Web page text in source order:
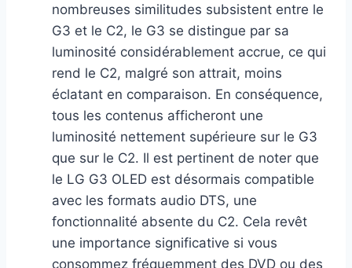
nombreuses similitudes subsistent entre le
G3 et le C2, le G3 se distingue par sa
luminosité considérablement accrue, ce qui
rend le C2, malgré son attrait, moins
éclatant en comparaison. En conséquence,
tous les contenus afficheront une
luminosité nettement supérieure sur le G3
que sur le C2. Il est pertinent de noter que
le LG G3 OLED est désormais compatible
avec les formats audio DTS, une
fonctionnalité absente du C2. Cela revêt
une importance significative si vous
consommez fréquemment des DVD ou des